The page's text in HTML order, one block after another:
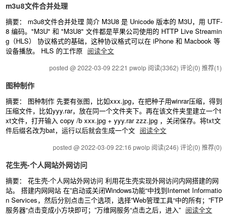
m3u8文件合并处理
摘要： m3u8文件合并处理 简介 M3U8 是 Unicode 版本的 M3U，用 UTF-
8 编码。"M3U" 和 "M3U8" 文件都是苹果公司使用的 HTTP Live Streamin
g（HLS） 协议格式的基础，这种协议格式可以在 iPhone 和 Macbook 等
设备播放。 HLS 的工作原 阅读全文
posted @ 2022-03-09 22:21 pwolp 阅读(3362) 评论(0) 推荐(1)
图种制作
摘要： 图种制作 先要有张图，比如xxx.jpg，在把种子用winrar压缩，得到
压缩文件，比如yyy.rar，放在同一个文件夹下。再在该文件夹里建立一个t
xt文件，打开输入 copy /b xxx.jpg + yyy.rar zzz.jpg ，关闭保存。将txt文
件后缀名改为bat，运行以后就会生成一个文 阅读全文
posted @ 2022-03-09 22:16 pwolp 阅读(246) 评论(0) 推荐(0)
花生壳-个人网站外网访问
摘要： 花生壳-个人网站外网访问 利用花生壳实现外网访问内网搭建的网
站。 搭建内网网站 在”启动或关闭Windows功能“中找到Internet Informatio
n Services，然后分别点击三个选项，选择”Web管理工具“中的所有；”FTP
服务器“点击变成小方块即可；”万维网服务“点击之后，进入” 阅读全文